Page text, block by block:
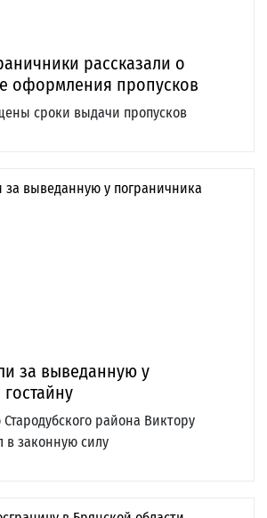
рассказали о
оформления пропусков
сроки выдачи пропусков
за выведанную у
района Виктору
в законную силу